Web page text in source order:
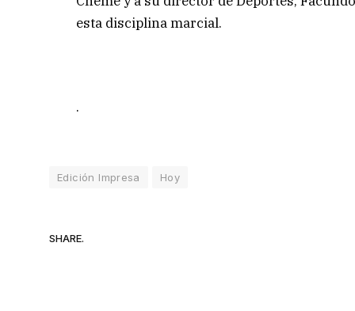
esta disciplina marcial.
.
Edición Impresa Hoy
SHARE.